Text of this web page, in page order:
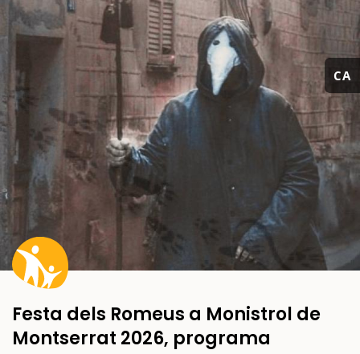
CA
Festa dels Romeus a Monistrol de
Montserrat 2026, programa